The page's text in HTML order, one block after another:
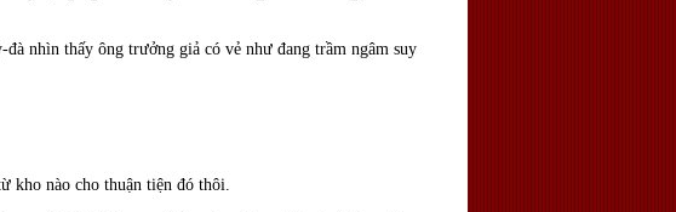
nhìn thấy ông trưởng giả có vẻ như đang trầm ngâm suy
kho nào cho thuận tiện đó thôi.